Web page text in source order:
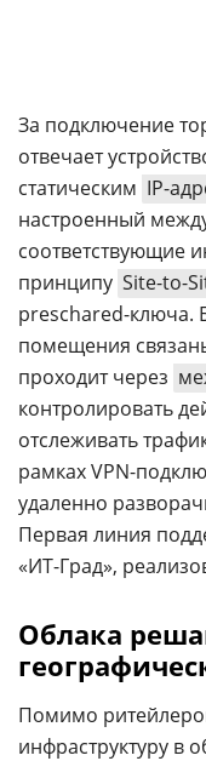
За подключение
отвечает
статическим IP-
настроенный
соответствующие
принципу Site-to-
preschared-ключа.
помещения
проходит через
контролировать
отслеживать
рамках VPN-
удаленно
Первая линия
«ИТ-Град»,
Облака
Помимо
инфраструктуру в